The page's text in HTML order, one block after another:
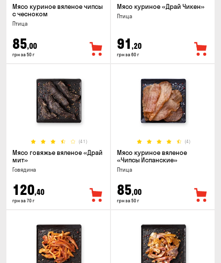
Мясо куриное вяленое чипсы
с чесноком
Птица
85,00
грн за 50 г
Мясо куриное «Драй Чикен»
Птица
91 ,20
грн за 60 г
(41)
Мясо говяжье вяленое «Драй
мит»
Говядина
120,40
грн за 70 г
(4)
Мясо куриное вяленое
«Чипсы Испанские»
Птица
85,00
грн за 50 г